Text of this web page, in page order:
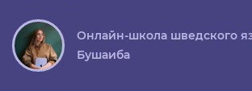
Онлайн-школа шведского
Бушаиба